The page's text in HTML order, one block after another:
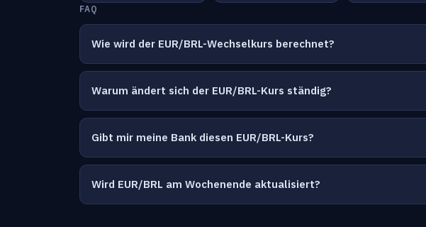
FAQ
Wie wird der EUR/BRL-Wechselkurs berechnet?
Warum ändert sich der EUR/BRL-Kurs ständig?
Gibt mir meine Bank diesen EUR/BRL-Kurs?
Wird EUR/BRL am Wochenende aktualisiert?